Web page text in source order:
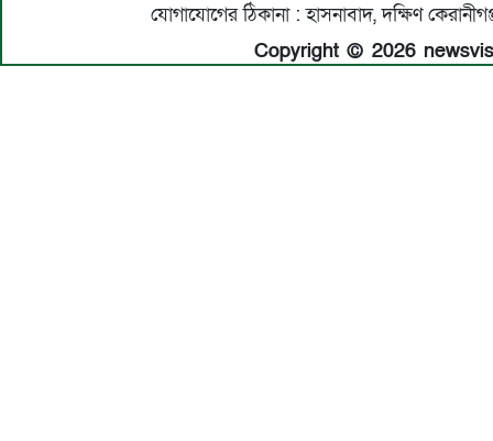
যোগাযোগের ঠিকানা : হাসনাবাদ, দক্ষিণ
Copyright © 2026